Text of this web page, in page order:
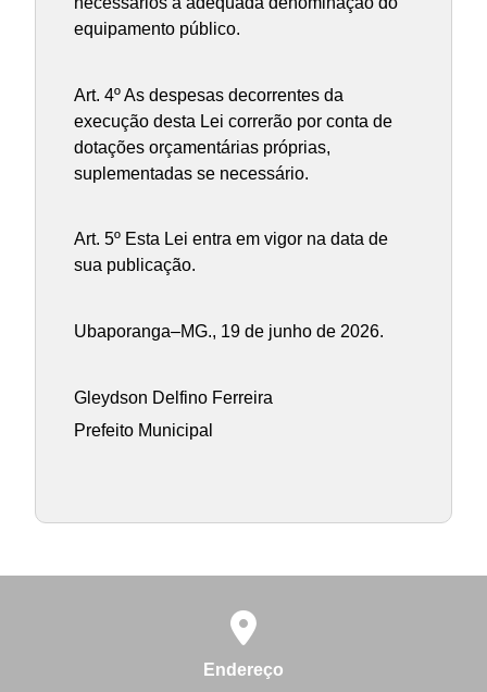
equipamento público.
Art. 4º As despesas decorrentes da
execução desta Lei correrão por conta de
dotações orçamentárias próprias,
suplementadas se necessário.
Art. 5º Esta Lei entra em vigor na data de
sua publicação.
Ubaporanga–MG., 19 de junho de 2026.
Gleydson Delfino Ferreira
Prefeito Municipal
Endereço